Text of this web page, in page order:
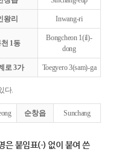
왕리 Inwang-ri
천 1동
Bongcheon 1(il)-
dong
로 3가 Toegyero 3(sam)-ga
다.
순창읍 Sunchang
은 붙임표(-) 없이 붙여 쓴